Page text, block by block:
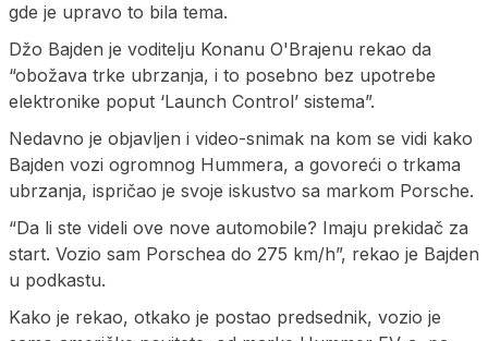
gde je upravo to bila tema.
Džo Bajden je voditelju Konanu O'Brajenu rekao da
“obožava trke ubrzanja, i to posebno bez upotrebe
elektronike poput ‘Launch Control’ sistema”.
Nedavno je objavljen i video-snimak na kom se vidi kako
Bajden vozi ogromnog Hummera, a govoreći o trkama
ubrzanja, ispričao je svoje iskustvo sa markom Porsche.
“Da li ste videli ove nove automobile? Imaju prekidač za
start. Vozio sam Porschea do 275 km/h”, rekao je Bajden
u podkastu.
Kako je rekao, otkako je postao predsednik, vozio je